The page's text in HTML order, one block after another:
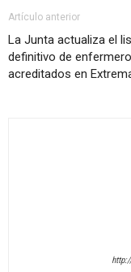
Artículo anterior
La Junta actualiza el
definitivo de
acreditados en